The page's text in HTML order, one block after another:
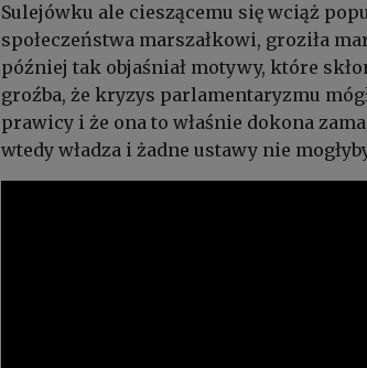
Sulejówku ale cieszącemu się wciąż
społeczeństwa marszałkowi, groziła
później tak objaśniał motywy, które
groźba, że kryzys parlamentaryzmu
prawicy i że ona to właśnie dokona
wtedy władza i żadne ustawy nie